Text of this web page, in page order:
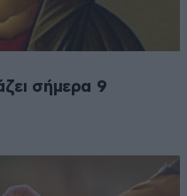
σήμερα 9